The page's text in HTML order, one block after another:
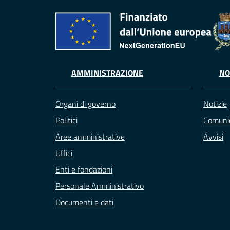
AMMINISTRAZIONE
Organi di governo
Politici
Aree amministrative
Uffici
Enti e fondazioni
Personale Amministrativo
Documenti e dati
Notizie
Avvisi